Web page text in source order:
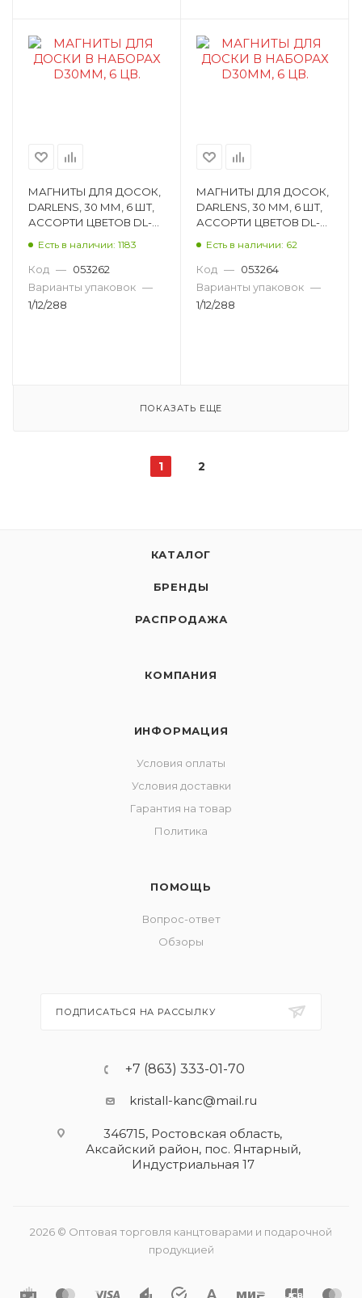
МАГНИТЫ ДЛЯ ДОСОК,
DARLENS, 30 ММ, 6 ШТ,
АССОРТИ ЦВЕТОВ DL-
Есть в наличии: 1183
Код — 053262
Варианты упаковок —
1/12/288
МАГНИТЫ ДЛЯ ДОСОК,
DARLENS, 30 ММ, 6 ШТ,
АССОРТИ ЦВЕТОВ DL-
Есть в наличии: 62
Код — 053264
Варианты упаковок —
1/12/288
ПОКАЗАТЬ ЕЩЕ
1 2
КАТАЛОГ
БРЕНДЫ
РАСПРОДАЖА
КОМПАНИЯ
ИНФОРМАЦИЯ
Условия оплаты
Условия доставки
Гарантия на товар
Политика
ПОМОЩЬ
Вопрос-ответ
Обзоры
ПОДПИСАТЬСЯ НА РАССЫЛКУ
+7 (863) 333-01-70
kristall-kanc@mail.ru
346715, Ростовская область​,
Аксайский район, пос. Янтарный,
Индустриальная 17
2026 © Оптовая торговля канцтоварами и подарочной
продукцией